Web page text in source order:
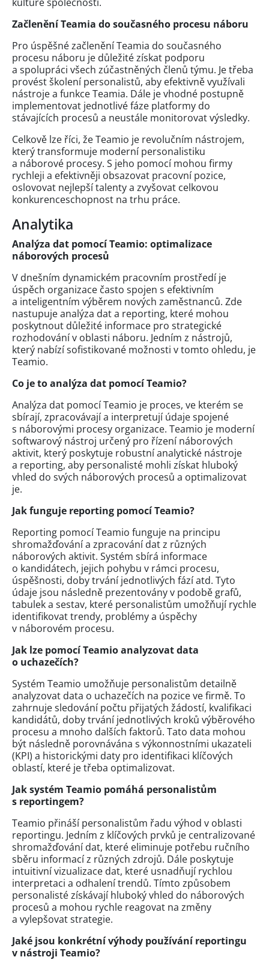
Začlenění Teamia do současného procesu náboru
Pro úspěšné začlenění Teamia do současného
procesu náboru je důležité získat podporu
a spolupráci všech zúčastněných členů týmu. Je třeba
provést školení personalistů, aby efektivně využívali
nástroje a funkce Teamia. Dále je vhodné postupně
implementovat jednotlivé fáze platformy do
stávajících procesů a neustále monitorovat výsledky.
Celkově lze říci, že Teamio je revolučním nástrojem,
který transformuje moderní personalistiku
a náborové procesy. S jeho pomocí mohou firmy
rychleji a efektivněji obsazovat pracovní pozice,
oslovovat nejlepší talenty a zvyšovat celkovou
konkurenceschopnost na trhu práce.
Analytika
Analýza dat pomocí Teamio: optimalizace
náborových procesů
V dnešním dynamickém pracovním prostředí je
úspěch organizace často spojen s efektivním
a inteligentním výběrem nových zaměstnanců. Zde
nastupuje analýza dat a reporting, které mohou
poskytnout důležité informace pro strategické
rozhodování v oblasti náboru. Jedním z nástrojů,
který nabízí sofistikované možnosti v tomto ohledu, je
Teamio.
Co je to analýza dat pomocí Teamio?
Analýza dat pomocí Teamio je proces, ve kterém se
sbírají, zpracovávají a interpretují údaje spojené
s náborovými procesy organizace. Teamio je moderní
softwarový nástroj určený pro řízení náborových
aktivit, který poskytuje robustní analytické nástroje
a reporting, aby personalisté mohli získat hluboký
vhled do svých náborových procesů a optimalizovat
je.
Jak funguje reporting pomocí Teamio?
Reporting pomocí Teamio funguje na principu
shromažďování a zpracování dat z různých
náborových aktivit. Systém sbírá informace
o kandidátech, jejich pohybu v rámci procesu,
úspěšnosti, doby trvání jednotlivých fází atd. Tyto
údaje jsou následně prezentovány v podobě grafů,
tabulek a sestav, které personalistům umožňují rychle
identifikovat trendy, problémy a úspěchy
v náborovém procesu.
Jak lze pomocí Teamio analyzovat data
o uchazečích?
Systém Teamio umožňuje personalistům detailně
analyzovat data o uchazečích na pozice ve firmě. To
zahrnuje sledování počtu přijatých žádostí, kvalifikaci
kandidátů, doby trvání jednotlivých kroků výběrového
procesu a mnoho dalších faktorů. Tato data mohou
být následně porovnávána s výkonnostními ukazateli
(KPI) a historickými daty pro identifikaci klíčových
oblastí, které je třeba optimalizovat.
Jak systém Teamio pomáhá personalistům
s reportingem?
Teamio přináší personalistům řadu výhod v oblasti
reportingu. Jedním z klíčových prvků je centralizované
shromažďování dat, které eliminuje potřebu ručního
sběru informací z různých zdrojů. Dále poskytuje
intuitivní vizualizace dat, které usnadňují rychlou
interpretaci a odhalení trendů. Tímto způsobem
personalisté získávají hluboký vhled do náborových
procesů a mohou rychle reagovat na změny
a vylepšovat strategie.
Jaké jsou konkrétní výhody používání reportingu
v nástroji Teamio?